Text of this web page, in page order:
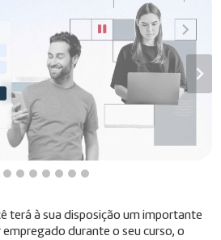
terá à sua disposição um importante
durante o seu curso, o